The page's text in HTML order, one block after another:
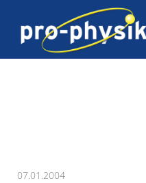
07.01.2004